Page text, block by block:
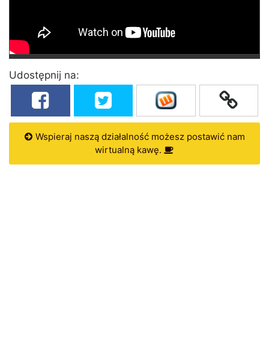
Udostępnij na:
Wspieraj naszą działalność możesz postawić nam
wirtualną kawę.